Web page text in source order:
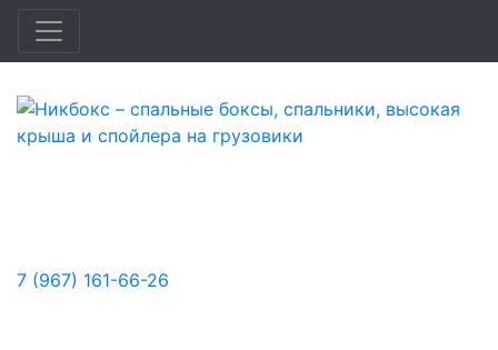
7 (967) 161-66-26